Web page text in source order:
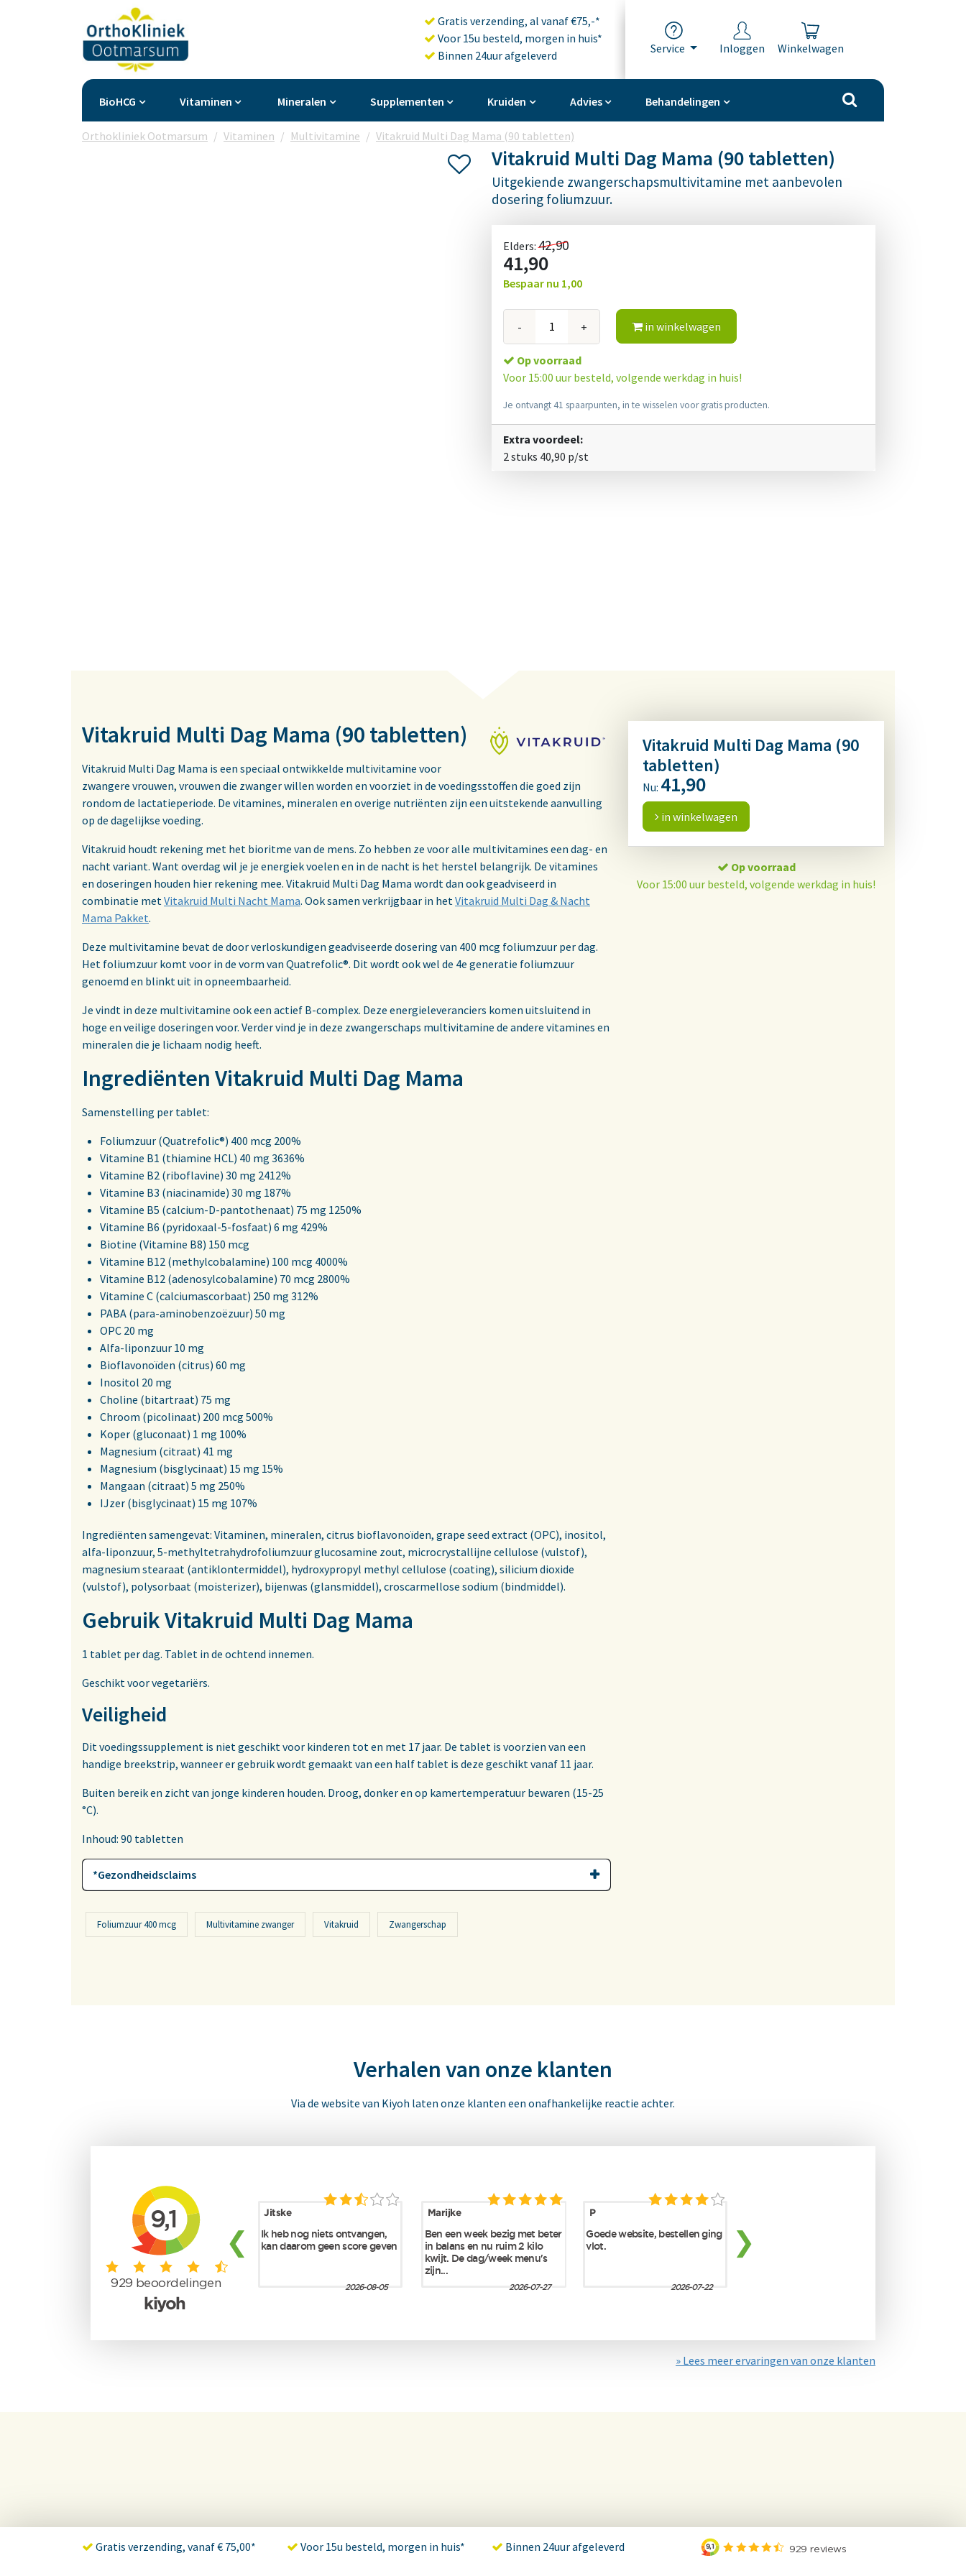
Service Inloggen Winkelwagen
Gratis verzending, al vanaf €75,-*
Voor 15u besteld, morgen in huis*
Binnen 24uur afgeleverd
BioHCG Vitaminen Mineralen Supplementen Kruiden Advies Behandelingen
Orthokliniek Ootmarsum Vitaminen Multivitamine Vitakruid Multi Dag Mama (90 tabletten)
Vitakruid Multi Dag Mama (90 tabletten)
Uitgekiende zwangerschapsmultivitamine met aanbevolen
dosering foliumzuur.
Elders:42,90
41,90
Bespaar nu 1,00
- + in winkelwagen
Op voorraad
Voor 15:00 uur besteld, volgende werkdag in huis!
Je ontvangt 41 spaarpunten, in te wisselen voor gratis producten.
Extra voordeel:
2 stuks 40,90 p/st
Vitakruid Multi Dag Mama (90 tabletten)
Vitakruid Multi Dag Mama is een speciaal ontwikkelde multivitamine voor
zwangere vrouwen, vrouwen die zwanger willen worden en voorziet in de voedingsstoffen die goed zijn
rondom de lactatieperiode. De vitamines, mineralen en overige nutriënten zijn een uitstekende aanvulling
op de dagelijkse voeding.
Vitakruid houdt rekening met het bioritme van de mens. Zo hebben ze voor alle multivitamines een dag- en
nacht variant. Want overdag wil je je energiek voelen en in de nacht is het herstel belangrijk. De vitamines
en doseringen houden hier rekening mee. Vitakruid Multi Dag Mama wordt dan ook geadviseerd in
combinatie met Vitakruid Multi Nacht Mama. Ook samen verkrijgbaar in het Vitakruid Multi Dag & Nacht
Mama Pakket.
Deze multivitamine bevat de door verloskundigen geadviseerde dosering van 400 mcg foliumzuur per dag.
Het foliumzuur komt voor in de vorm van Quatrefolic®. Dit wordt ook wel de 4e generatie foliumzuur
genoemd en blinkt uit in opneembaarheid.
Je vindt in deze multivitamine ook een actief B-complex. Deze energieleveranciers komen uitsluitend in
hoge en veilige doseringen voor. Verder vind je in deze zwangerschaps multivitamine de andere vitamines en
mineralen die je lichaam nodig heeft.
Ingrediënten Vitakruid Multi Dag Mama
Samenstelling per tablet:
Foliumzuur (Quatrefolic®) 400 mcg 200%
Vitamine B1 (thiamine HCL) 40 mg 3636%
Vitamine B2 (riboflavine) 30 mg 2412%
Vitamine B3 (niacinamide) 30 mg 187%
Vitamine B5 (calcium-D-pantothenaat) 75 mg 1250%
Vitamine B6 (pyridoxaal-5-fosfaat) 6 mg 429%
Biotine (Vitamine B8) 150 mcg
Vitamine B12 (methylcobalamine) 100 mcg 4000%
Vitamine B12 (adenosylcobalamine) 70 mcg 2800%
Vitamine C (calciumascorbaat) 250 mg 312%
PABA (para-aminobenzoëzuur) 50 mg
OPC 20 mg
Alfa-liponzuur 10 mg
Bioflavonoïden (citrus) 60 mg
Inositol 20 mg
Choline (bitartraat) 75 mg
Chroom (picolinaat) 200 mcg 500%
Koper (gluconaat) 1 mg 100%
Magnesium (citraat) 41 mg
Magnesium (bisglycinaat) 15 mg 15%
Mangaan (citraat) 5 mg 250%
IJzer (bisglycinaat) 15 mg 107%
Ingrediënten samengevat: Vitaminen, mineralen, citrus bioflavonoïden, grape seed extract (OPC), inositol,
alfa-liponzuur, 5-methyltetrahydrofoliumzuur glucosamine zout, microcrystallijne cellulose (vulstof),
magnesium stearaat (antiklontermiddel), hydroxypropyl methyl cellulose (coating), silicium dioxide
(vulstof), polysorbaat (moisterizer), bijenwas (glansmiddel), croscarmellose sodium (bindmiddel).
Gebruik Vitakruid Multi Dag Mama
1 tablet per dag. Tablet in de ochtend innemen.
Geschikt voor vegetariërs.
Veiligheid
Dit voedingssupplement is niet geschikt voor kinderen tot en met 17 jaar. De tablet is voorzien van een
handige breekstrip, wanneer er gebruik wordt gemaakt van een half tablet is deze geschikt vanaf 11 jaar.
Buiten bereik en zicht van jonge kinderen houden. Droog, donker en op kamertemperatuur bewaren (15-25
°C).
Inhoud: 90 tabletten
*Gezondheidsclaims
Foliumzuur 400 mcg Multivitamine zwanger Vitakruid Zwangerschap
Vitakruid Multi Dag Mama (90
tabletten)
Nu: 41,90
in winkelwagen
Op voorraad
Voor 15:00 uur besteld, volgende werkdag in huis!
Verhalen van onze klanten
Via de website van Kiyoh laten onze klanten een onafhankelijke reactie achter.
» Lees meer ervaringen van onze klanten
Gratis verzending, vanaf € 75,00* Voor 15u besteld, morgen in huis* Binnen 24uur afgeleverd